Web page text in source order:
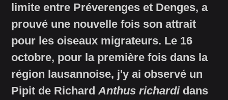
limite entre Préverenges et Denges, a
prouvé une nouvelle fois son attrait
pour les oiseaux migrateurs. Le 16
octobre, pour la première fois dans la
région lausannoise, j'y ai observé un
Pipit de RichardAnthus richardidans